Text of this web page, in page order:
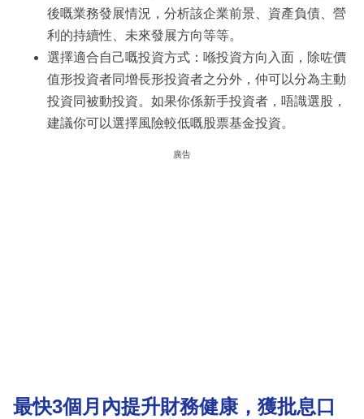
後嘅業務發展情況，分析該企業前景、資產負債、營
利的持續性、未來發展方向等等。
選擇適合自己嘅投資方式：喺投資方向入面，除咗價
值形投資者同增長形投資者之分外，仲可以分為主動
投資同被動投資。如果你係新手投資者，唔識選股，
建議你可以選擇風險較低嘅股票基金投資。
廣告
最快3個月內提升財務健康，獲批息口